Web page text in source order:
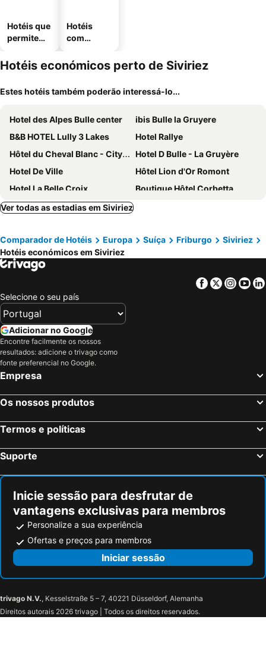
Hotéis que
permitem
Hotéis
com
mento
Hotéis económicos perto de Siviriez
Estes hotéis também poderão interessá-lo...
Hotel des Alpes Bulle center
ibis Bulle la Gruyere
B&B HOTEL Lully 3 Lakes
Hotel Rallye
Hôtel du Cheval Blanc - City center
Hotel D Bulle - La Gruyère
Hotel De Ville
Hôtel Lion d'Or Romont
Hotel La Belle Croix
Boutique Hôtel Corbetta
Hôtel la Suite
Plan-Francey
Hôtel-de-ville Dattalens
Motel - Hôtel La Poularde
Hôtel - Restaurant Le Manoir
Hotel De La Tour
Hotel Auberge du Chalet à Gobet
Le Saint Georges
Ver todas as estadias em Siviriez
Comparador de Hotéis Europa Suíça Friburgo
Siviriez
Hotéis económicos em Siviriez
Facebook
Twitter
Selecione o seu país
Adicionar no Google
Encontre facilmente os nossos
resultados: adicione o trivago como
fonte preferencial no Google.
Empresa
Os nossos produtos
Termos e políticas
Suporte
Inicie sessão para desfrutar de
vantagens exclusivas para membros
Personalize a sua experiência
Ofertas e preços para membros
Iniciar sessão
trivago N.V., Kesselstraße 5 – 7, 40221 Düsseldorf, Alemanha
Direitos autorais 2026 trivago | Todos os direitos reservados.